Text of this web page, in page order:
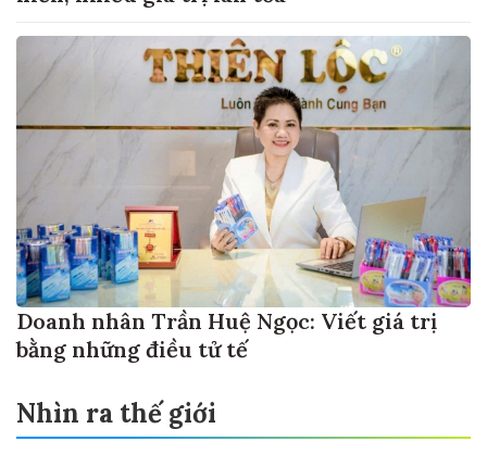
Doanh nhân Trần Huệ Ngọc: Viết giá trị
bằng những điều tử tế
Nhìn ra thế giới